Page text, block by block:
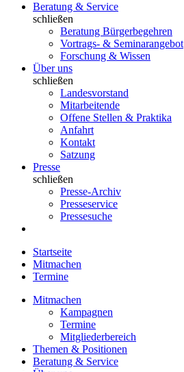
Beratung & Service
schließen
Beratung Bürgerbegehren
Vortrags- & Seminarangebot
Forschung & Wissen
Über uns
schließen
Landesvorstand
Mitarbeitende
Offene Stellen & Praktika
Anfahrt
Kontakt
Satzung
Presse
schließen
Presse-Archiv
Presseservice
Pressesuche
Startseite
Mitmachen
Termine
Mitmachen
Kampagnen
Termine
Mitgliederbereich
Themen & Positionen
Beratung & Service